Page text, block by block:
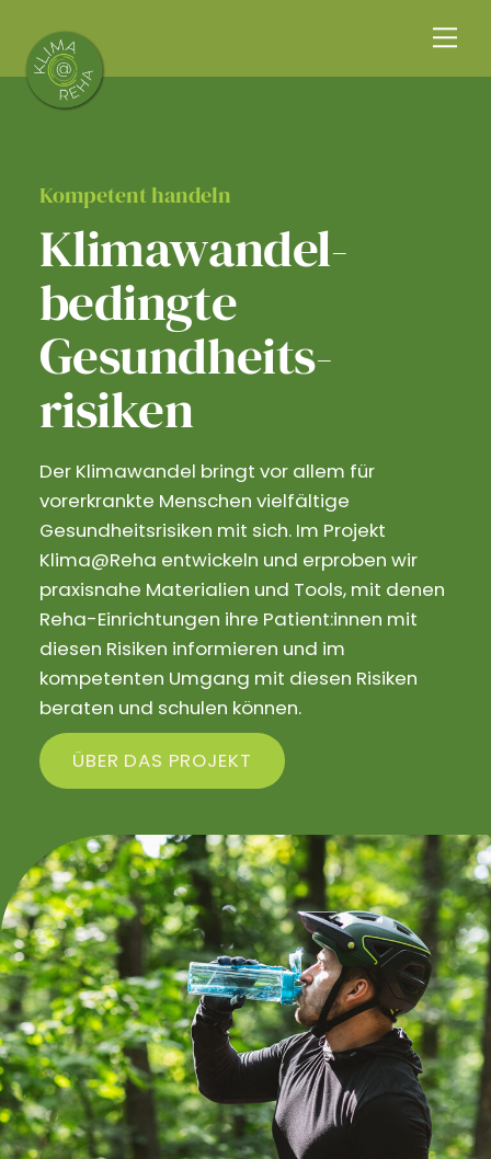
content
Kompetent handeln
Klimawandel­
bedingte
Gesundheits­
risiken
Der Klimawandel bringt vor allem für
vorerkrankte Menschen vielfältige
Gesundheitsrisiken mit sich. Im Projekt
Klima@Reha entwickeln und erproben wir
praxisnahe Materialien und Tools, mit denen
Reha-Einrichtungen ihre Patient:innen mit
diesen Risiken informieren und im
kompetenten Umgang mit diesen Risiken
beraten und schulen können.
ÜBER DAS PROJEKT